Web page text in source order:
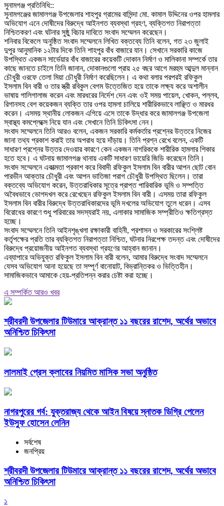
‎সুনামগঞ্জ প্রতিনিধি::
‎সুনামগঞ্জের জামালগঞ্জ উপজেলার শাহপুর গ্রামের বাসিন্দা মো. কামাল উদ্দিনের ওপর হামলার
অভিযোগ এনে দোষীদের বিরুদ্ধে আইনগত ব্যবস্থা গ্রহণ, ব্যক্তিগত নিরাপত্তা
নিশ্চিতকরণ এবং ঘটনার সুষ্ঠু বিচার দাবিতে সংবাদ সম্মেলন করেছেন।
‎শনিবার বিকেলে অনুষ্ঠিত সংবাদ সম্মেলনে লিখিত বক্তব্যে তিনি বলেন, গত ২৩ জুলাই
দুপুর আনুমানিক ১২টার দিকে তিনি শাহপুর বাঁধ বাজারে যান। সেখানে সরকারি কাজে
উপস্থিত একজন সার্ভেয়ার বাঁধ বাজারের কয়েকটি দোকান নির্মাণ ও মালিকানা সম্পর্কে তার
কাছে জানতে চাইলে তিনি জানান, দোকানগুলো প্রায় ২৫ বছর আগে মরহুম আব্দুল মান্নান
চৌধুরী ওরফে তেলা মিয়া চৌধুরী নির্মাণ করেছিলেন। এ কথা বলার পরপরই রফিকুল
ইসলাম বিন বারী ও তার স্ত্রী রবিকুল বেগম উত্তেজিত হয়ে তাকে লক্ষ্য করে অশালীন
ভাষায় গালিগালাজ করেন এবং মারধরের নির্দেশ দেন এবং ওই সময় পায়েল, খোকন, পল্লব,
রিগানসহ বেশ কয়েকজন ব্যক্তি তার ওপর হামলা চালিয়ে শারীরিকভাবে লাঞ্ছিত ও মারধর
করেন। এসময় স্থানীয় লোকজন এগিয়ে এসে তাকে উদ্ধার করে জামালগঞ্জ উপজেলা
স্বাস্থ্য কমপ্লেক্সে নিয়ে যান এবং সেখানে তিনি চিকিৎসা নেন।
‎সংবাদ সম্মেলনে তিনি আরও বলেন, একজন সরকারি কর্মকর্তার প্রশ্নের উত্তরে নিজের
জানা তথ্য প্রকাশ করাই তার অপরাধ হয়ে দাঁড়ায়। তিনি প্রশ্ন রেখে বলেন, একটি
সাধারণ প্রশ্নের উত্তর দেওয়ার কারণে কেন একজন নাগরিককে শারীরিক হামলার শিকার
হতে হবে। এ ঘটনায় জামালগঞ্জ থানায় একটি সাধারণ ডায়েরি জিডি করেছেন তিনি।
‎সংবাদ সম্মেলনে একাত্মতা প্রকাশ করে বিবাদী রফিকুল ইসলাম বিন বারীর আপন ছোট বোন
পারভীন আক্তার চৌধুরী এবং আপন ভাতিজা পরাগ চৌধুরী উপস্থিত ছিলেন। তারা
বক্তব্যে অভিযোগ করেন, উত্তরাধিকার সূত্রে প্রাপ্ত পারিবারিক ভূমি ও সম্পত্তি
অবৈধভাবে ভোগদখল করে রেখেছেন রফিকুল ইসলাম বিন বারী। এসময় তারা রফিকুল
ইসলাম বিন বারীর বিরুদ্ধে উত্তরাধিকারদের ভূমি দখলের অভিযোগ তুলে ধরেন। এসব
বিরোধের কারণে শুধু পরিবারের সদস্যরাই নয়, এলাকার সামাজিক সম্প্রীতিও ক্ষতিগ্রস্ত
হচ্ছে।
‎সংবাদ সম্মেলনে তিনি আইনশৃঙ্খলা রক্ষাকারী বাহিনী, প্রশাসন ও সরকারের সংশ্লিষ্ট
কর্তৃপক্ষের প্রতি তার ব্যক্তিগত নিরাপত্তা নিশ্চিত, ঘটনার নিরপেক্ষ তদন্ত এবং দোষীদের
বিরুদ্ধে প্রয়োজনীয় আইনগত ব্যবস্থা গ্রহণের আহ্বান জানান।
‎এব্যাপারে অভিযুক্ত রফিকুল ইসলাম বিন বারী বলেন, আমার বিরুদ্ধে সংবাদ সম্মেলনে
যেসব অভিযোগ আনা হয়েছে তা সম্পূর্ণ বানোয়াট, বিভ্রান্তিকর ও ভিত্তিহীন।
সামাজিকভাবে আমাকে হেয়-প্রতিপন্ন করার চেষ্টা করা হচ্ছে।
এ সম্পর্কিত আরও খবর
শ্রীবরদী উপজেলার টিউমারে আক্রান্ত ১১ বছরের রাশেদ, অর্থের অভাবে
অনিশ্চিত চিকিৎসা
লালমাই প্রেস ক্লাবের নিয়মিত মাসিক সভা অনুষ্ঠিত
নাগরপুরের গর্ব: যুক্তরাজ্য থেকে আইন বিষয়ে স্নাতক ডিগ্রি পেলেন
ইউসুফ হোসেন লেনিন
সর্বশেষ
জনপ্রিয়
শ্রীবরদী উপজেলার টিউমারে আক্রান্ত ১১ বছরের রাশেদ, অর্থের অভাবে
অনিশ্চিত চিকিৎসা
১